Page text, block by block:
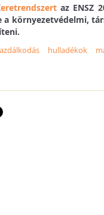
az ENSZ
környezetvédelmi,
hulladékok